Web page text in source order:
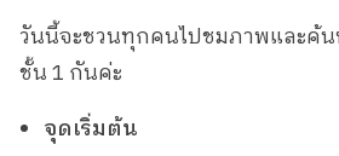
วันนี้จะชวนทุกคนไปชมภาพและค้น
ชั้น 1 กันค่ะ
จุดเริ่มต้น